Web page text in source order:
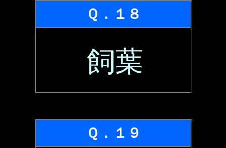
Ｑ．１８
飼葉
Ｑ．１９